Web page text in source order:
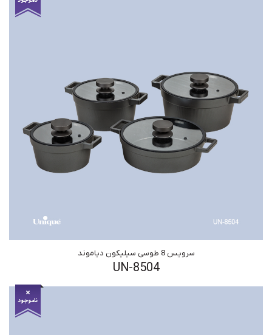
سرویس 8 طوسی سیلیکون دیاموند
UN-8504